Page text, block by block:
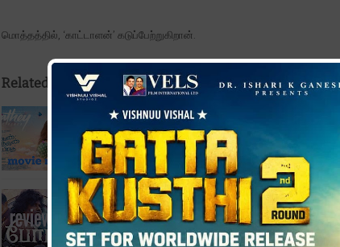
மொத்தத்தில், ‘காட்டாளன்’ கடுப்பேற்றுகிறான்.
Related Posts:
Nanban Oruvan Vantha Piragu movie review
Nanban Oruvan Vantha Piragu movie
நண்பன் ஒருவன் வந்த பிறகு முழு விமர்சனம் அறிமுக
போட் விமர்சனம்
போட் விமர்சனம் யோகி பாபுவின் போட் படம் கரை கடந்ததா?
பிரபலமான நடிகர்களில் ஒருவராக திகழ்ந்து கொண்டி… Read